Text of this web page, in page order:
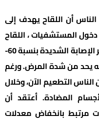
أن اللقاح يهدف إلى
المستشفيات ، اللقاح
معروف منذ سنوات ويقلل من خطر الإصابة الشديدة بنسبة 60-
يحد من شدة المرض. ورغم
التطعيم الآن، وخلال
المضادة. أعتقد أن
مرتبط بانخفاض معدلات